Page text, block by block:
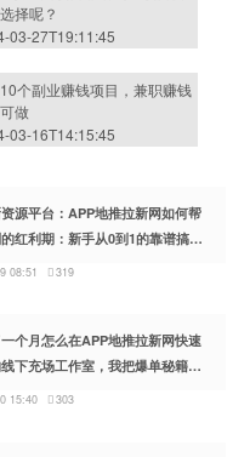
择呢？
03-27T19:11:45
个副业赚钱项目，兼职赚钱
做
03-16T14:15:45
源平台：APP地推拉新网如何帮
红利期：新手从0到1的靠谱搞钱
08:51 319
个月怎么在APP地推拉新网快速
下充场工作室，我把爆单秘籍整
15:40 303